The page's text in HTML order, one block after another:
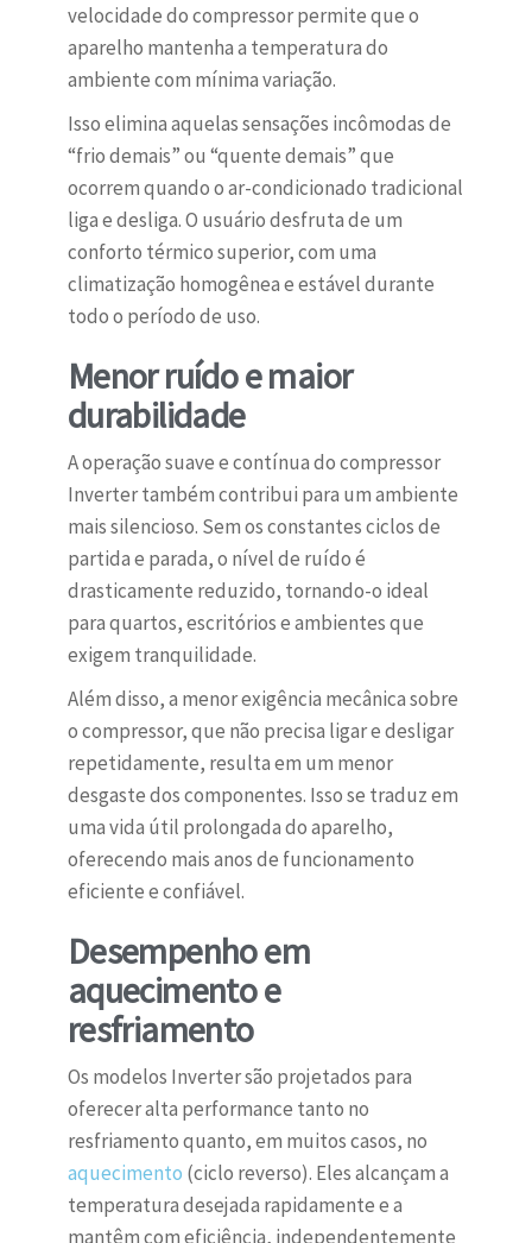
velocidade do compressor permite que o
aparelho mantenha a temperatura do
ambiente com mínima variação.
Isso elimina aquelas sensações incômodas de
“frio demais” ou “quente demais” que
ocorrem quando o ar-condicionado tradicional
liga e desliga. O usuário desfruta de um
conforto térmico superior, com uma
climatização homogênea e estável durante
todo o período de uso.
Menor ruído e maior
durabilidade
A operação suave e contínua do compressor
Inverter também contribui para um ambiente
mais silencioso. Sem os constantes ciclos de
partida e parada, o nível de ruído é
drasticamente reduzido, tornando-o ideal
para quartos, escritórios e ambientes que
exigem tranquilidade.
Além disso, a menor exigência mecânica sobre
o compressor, que não precisa ligar e desligar
repetidamente, resulta em um menor
desgaste dos componentes. Isso se traduz em
uma vida útil prolongada do aparelho,
oferecendo mais anos de funcionamento
eficiente e confiável.
Desempenho em
aquecimento e
resfriamento
Os modelos Inverter são projetados para
oferecer alta performance tanto no
resfriamento quanto, em muitos casos, no
aquecimento (ciclo reverso). Eles alcançam a
temperatura desejada rapidamente e a
mantêm com eficiência, independentemente